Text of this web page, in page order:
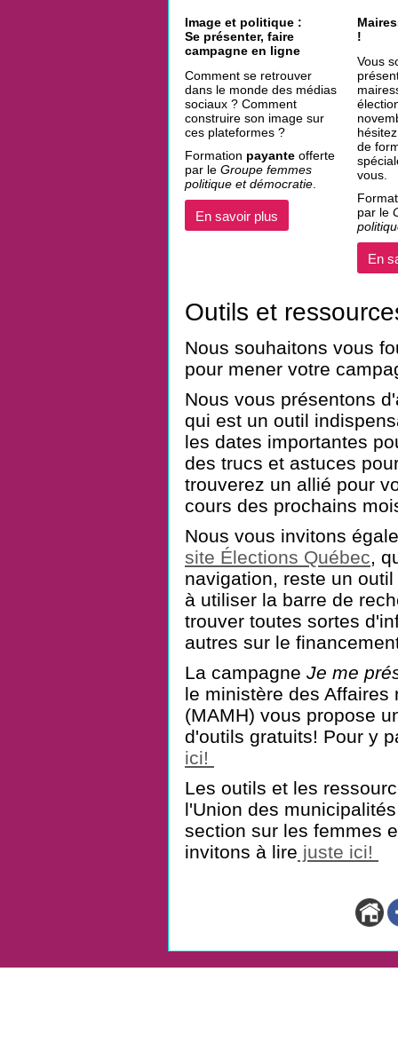
Image et politique :
Se présenter, faire
campagne en ligne
Comment se retrouver
dans le monde des médias
sociaux ? Comment
construire son image sur
ces plateformes ?
Formation payante offerte
par le Groupe femmes
politique et démocratie
En savoir plus
!
Vous
de
vous.
par le
En
Outils et
Nous souhaitons vous
pour mener votre
Nous vous présentons
qui est un outil
les dates importantes
des trucs et astuces
trouverez un allié pour
cours des prochains
Nous vous invitons
site Élections Québec,
navigation, reste un
à utiliser la barre de
trouver toutes sortes
autres sur le
La campagne Je me
le ministère des
(MAMH) vous propose
d'outils gratuits! Pour y
ici!
Les outils et les
l'Union des
section sur les femmes
invitons à lire juste ici!